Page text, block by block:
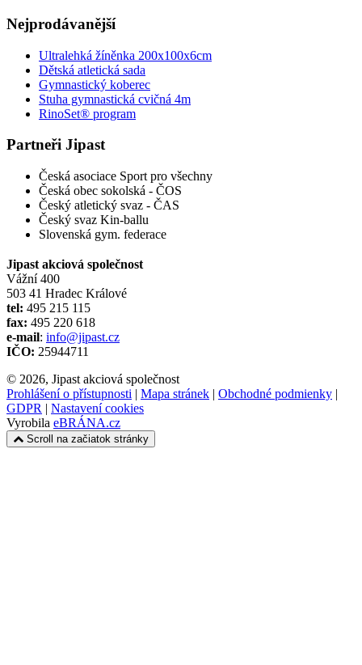
Nejprodávanější
Ultralehká žíněnka 200x100x6cm
Dětská atletická sada
Gymnastický koberec
Stuha gymnastická cvičná 4m
RinoSet® program
Partneři Jipast
Česká asociace Sport pro všechny
Česká obec sokolská - ČOS
Český atletický svaz - ČAS
Český svaz Kin-ballu
Slovenská gym. federace
Jipast akciová společnost
Vážní 400
503 41 Hradec Králové
tel: 495 215 115
fax: 495 220 618
e-mail: info@jipast.cz
IČO: 25944711
© 2026, Jipast akciová společnost
Prohlášení o přístupnosti | Mapa stránek | Obchodné podmienky |
GDPR | Nastavení cookies
Vyrobila eBRÁNA.cz
Scroll na začiatok stránky